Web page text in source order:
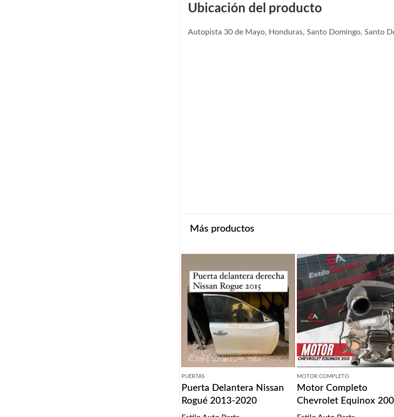
Ubicación del producto
Autopista 30 de Mayo, Honduras, Santo Domingo, Santo
Más productos
PUERTAS
Puerta Delantera Nissan
Rogué 2013-2020
MOTOR COMPLETO
Motor Completo
Chevrolet Equinox
2013